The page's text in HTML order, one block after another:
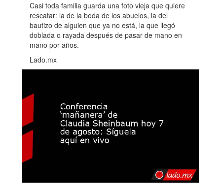
Casi toda familia guarda una foto vieja que quiere
rescatar: la de la boda de los abuelos, la del
bautizo de alguien que ya no está, la que llegó
doblada o rayada después de pasar de mano en
mano por años.
Lado.mx